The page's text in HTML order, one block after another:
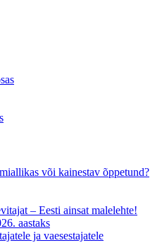
või kainestav õppetund?
– Eesti ainsat malelehte!
aastaks
ja vaesestajatele